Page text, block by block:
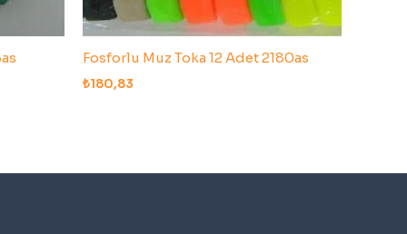
Fosforlu Muz Toka 12 Adet 2180as
₺180,83